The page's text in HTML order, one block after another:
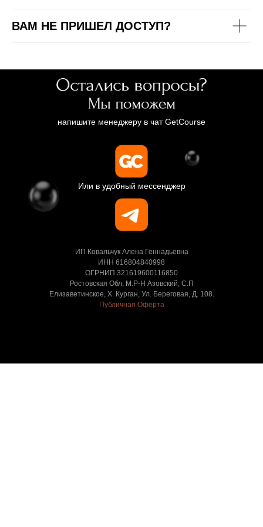
ВАМ НЕ ПРИШЕЛ ДОСТУП?
напишите менеджеру в чат GetCourse
Или в удобный мессенджер
ИП Ковальчук Алена Геннадьевна
ИНН 616804840998
ОГРНИП 321619600116850
Ростовская Обл, М.Р-Н Азовский, С.П
Елизаветинское, Х. Курган, Ул. Береговая, Д. 108.
Публичная Оферта